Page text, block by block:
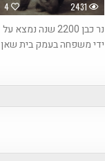
4 2431
נר כבן 2200 שנה נמצא על
ידי משפחה בעמק בית שאן